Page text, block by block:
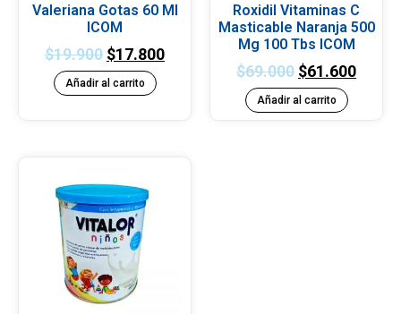
Valeriana Gotas 60 Ml
ICOM
$19.900 $17.800
Añadir al carrito
Roxidil Vitaminas C
Masticable Naranja 500
Mg 100 Tbs ICOM
$69.000 $61.600
Añadir al carrito